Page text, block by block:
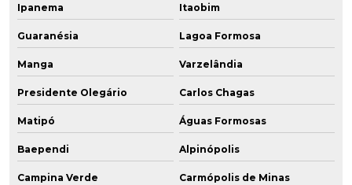
Ipanema Itaobim
Guaranésia Lagoa Formosa
Manga Varzelândia
Presidente Olegário Carlos Chagas
Matipó Águas Formosas
Baependi Alpinópolis
Campina Verde Carmópolis de Minas